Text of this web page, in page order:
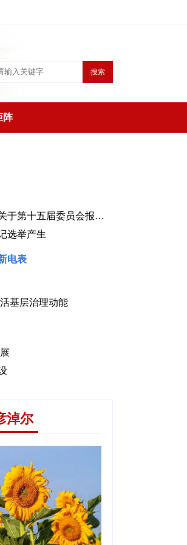
搜索
阵
农增收
中国共产党乌拉特中旗第十六次代表大会关于第十五届委员会报告的决议（2026年7月29日中国共产党乌拉特中旗第十六次代表大会通过）
选举产生
电表
基层治理动能
淖尔